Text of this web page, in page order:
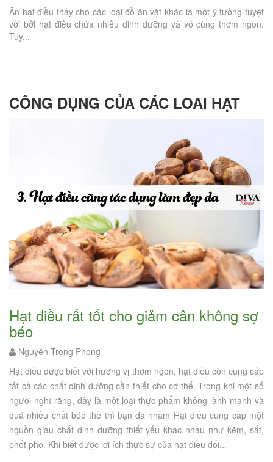
Ăn hạt điều thay cho các loại đồ ăn vặt khác là một ý tưởng tuyệt
vời bởi hạt điều chứa nhiều dinh dưỡng và vô cùng thơm ngon.
Tuy...
CÔNG DỤNG CỦA CÁC LOAI HẠT
Hạt điều rất tốt cho giảm cân không sợ
béo
Nguyễn Trọng Phong
Hạt điều được biết với hương vị thơm ngon, hạt điều còn cung cấp
tất cả các chất dinh dưỡng cần thiết cho cơ thể. Trong khi một số
người nghĩ rằng, đây là một loại thực phẩm không lành mạnh và
quá nhiều chất béo thế thì bạn đã nhầm Hạt điều cung cấp một
nguồn giàu chất dinh dưỡng thiết yếu khác nhau như kẽm, sắt,
phốt pho. Khi biết được lợi ích thực sự của hạt điều đối...